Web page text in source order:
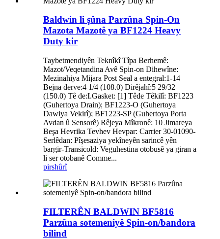
Baldwin li şûna Parzûna Spin-On
Mazota Mazotê ya BF1224 Heavy
Duty kir
Taybetmendiyên Teknîkî Tîpa Berhemê:
Mazot/Veqetandina Avê Spin-on Dihewîne:
Mezinahiya Mijara Post Seal a entegral:1-14
Bejna derve:4 1/4 (108.0) Dirêjahî:5 29/32
(150.0) Tê de:I.Gasket: [1] Têde Têkilî: BF1223
(Guhertoya Drain); BF1223-O (Guhertoya
Dawiya Vekirî); BF1223-SP (Guhertoya Porta
Avdan û Sensorê) Rêjeya Mîkronê: 10 Jimareya
Beşa Hevrika Tevhev Hevpar: Carrier 30-01090-
Serlêdan: Pîşesaziya yekîneyên sarincê yên
bargir-Transicold: Veguhestina otobusê ya giran a
li ser otobanê Comme...
pirshûrî
FILTERÊN BALDWIN BF5816
Parzûna sotemeniyê Spin-on/bandora
bilind